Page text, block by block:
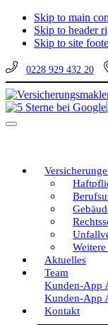
Skip to main
Skip to header
Skip to site
0228 929 432 20
Versicherungsmakler
Riede
Versicherungen
vom
eine
Entscheidung!
Menu
Aktuelles
Team
Kunden-App
Kunden-App
Kontakt